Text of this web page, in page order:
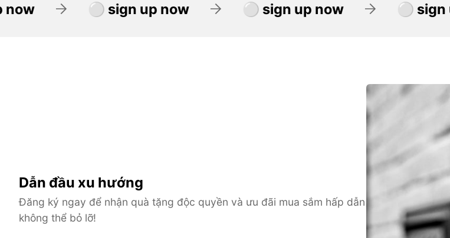
sign up now ⚪ sign up now ⚪ sign up now
Dẫn đầu xu hướng
Đăng ký ngay để nhận quà tặng độc quyền và ưu đãi mua sắm hấp dẫn
không thể bỏ lỡ!